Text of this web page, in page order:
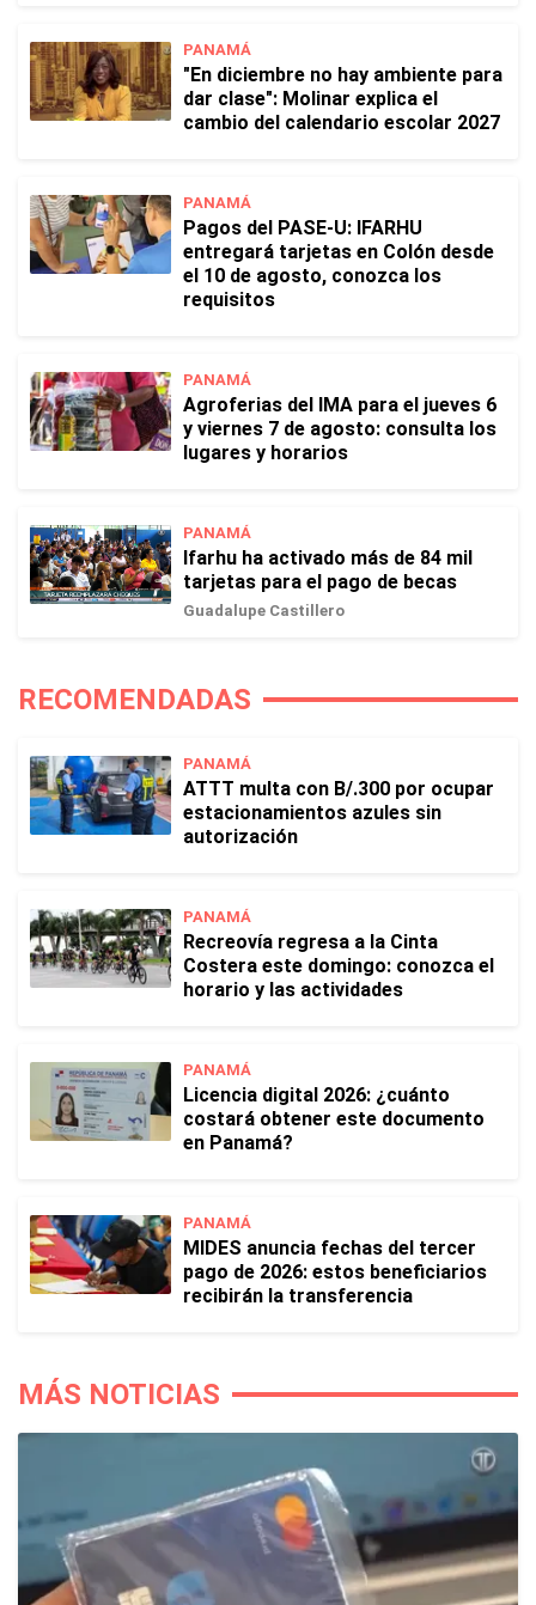
PANAMÁ
"En diciembre no hay ambiente para
dar clase": Molinar explica el
cambio del calendario escolar 2027
PANAMÁ
Pagos del PASE-U: IFARHU
entregará tarjetas en Colón desde
el 10 de agosto, conozca los
requisitos
PANAMÁ
Agroferias del IMA para el jueves 6
y viernes 7 de agosto: consulta los
lugares y horarios
PANAMÁ
Ifarhu ha activado más de 84 mil
tarjetas para el pago de becas
Guadalupe Castillero
RECOMENDADAS
PANAMÁ
ATTT multa con B/.300 por ocupar
estacionamientos azules sin
autorización
PANAMÁ
Recreovía regresa a la Cinta
Costera este domingo: conozca el
horario y las actividades
PANAMÁ
Licencia digital 2026: ¿cuánto
costará obtener este documento
en Panamá?
PANAMÁ
MIDES anuncia fechas del tercer
pago de 2026: estos beneficiarios
recibirán la transferencia
MÁS NOTICIAS